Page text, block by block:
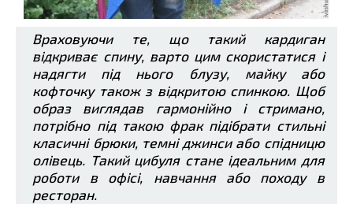
Враховуючи те, що такий кардиган
відкриває спину, варто цим скористатися і
надягти під нього блузу, майку або
кофточку також з відкритою спинкою. Щоб
образ виглядав гармонійно і стримано,
потрібно під такою фрак підібрати стильні
класичні брюки, темні джинси або спідницю
олівець. Такий цибуля стане ідеальним для
роботи в офісі, навчання або походу в
ресторан.